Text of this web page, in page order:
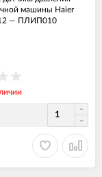
машины Haier
— ПЛИП010